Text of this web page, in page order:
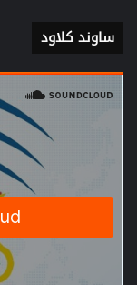
ساوند كلاود